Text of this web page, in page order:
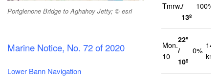
Portglenone Bridge to Aghahoy Jetty; © esri
Marine Notice, No. 72 of 2020
Lower Bann Navigation
Tmrw./
13º
100%
Mon.
10
22º
/
10º
0%
14
km/